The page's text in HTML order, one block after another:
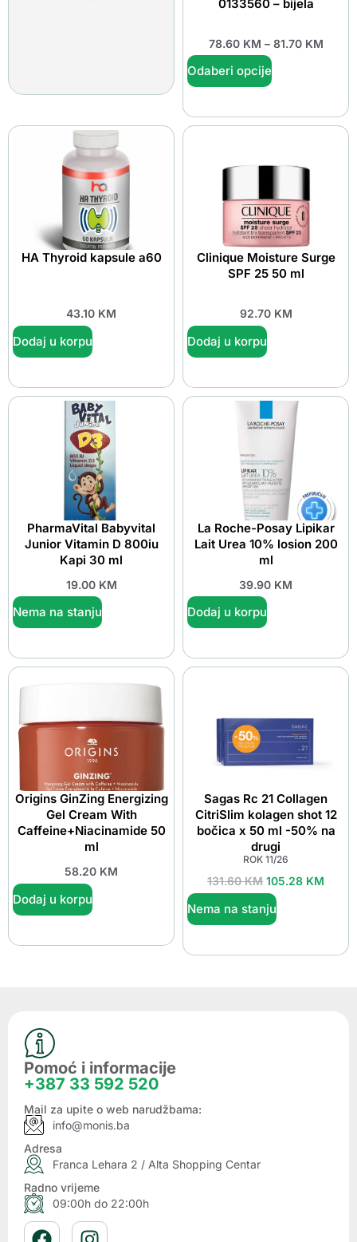
0133560 – bijela
78.60 KM – 81.70 KM
Odaberi opcije
HA Thyroid kapsule a60
43.10 KM
Dodaj u korpu
Clinique Moisture Surge
SPF 25 50 ml
92.70 KM
Dodaj u korpu
PharmaVital Babyvital
Junior Vitamin D 800iu
Kapi 30 ml
19.00 KM
Nema na stanju
La Roche-Posay Lipikar
Lait Urea 10% losion 200
ml
39.90 KM
Dodaj u korpu
Origins GinZing Energizing
Gel Cream With
Caffeine+Niacinamide 50
ml
58.20 KM
Dodaj u korpu
Sagas Rc 21 Collagen
CitriSlim kolagen shot 12
bočica x 50 ml -50% na
drugi
ROK 11/26
131.60KM 105.28 KM
Nema na stanju
Pomoć i informacije
+387 33 592 520
Mail za upite o web narudžbama:
info@monis.ba
Adresa
Franca Lehara 2 / Alta Shopping Centar
Radno vrijeme
09:00h do 22:00h